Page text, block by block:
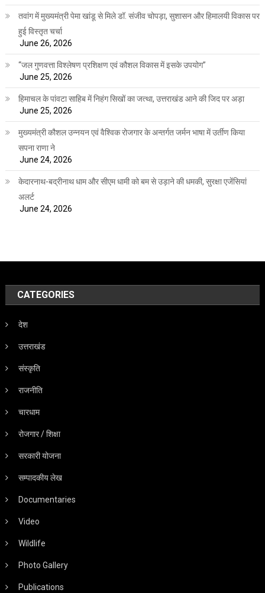
तवांग में मुख्यमंत्री पेमा खांडू से मिले डॉ. संजीव चोपड़ा, सुशासन और हिमालयी विकास पर
हुई विस्तृत चर्चा
June 26, 2026
“जल गुणवत्ता विश्लेषण प्रशिक्षण एवं कौशल विकास में इसके उपयोग”
June 25, 2026
हिमाचल के पांवटा साहिब में निहंग सिखों का जत्था, उत्तराखंड आने की जिद पर अड़ा
June 25, 2026
मुख्यमंत्री कौशल उन्नयन एवं वैश्विक रोजगार के अन्तर्गत जर्मन भाषा में उर्तीण किया
सपना राणा ने
June 24, 2026
केदारनाथ-बद्रीनाथ धाम और सीएम धामी को बम से उड़ाने की धमकी, सुरक्षा एजेंसियां
अलर्ट
June 24, 2026
CATEGORIES
देश
उत्तराखंड
संस्कृति
राजनीति
चारधाम
रोजगार / शिक्षा
सरकारी योजना
सम्पादकीय लेख
Documentaries
Video
Wildlife
Photo Gallery
Publications